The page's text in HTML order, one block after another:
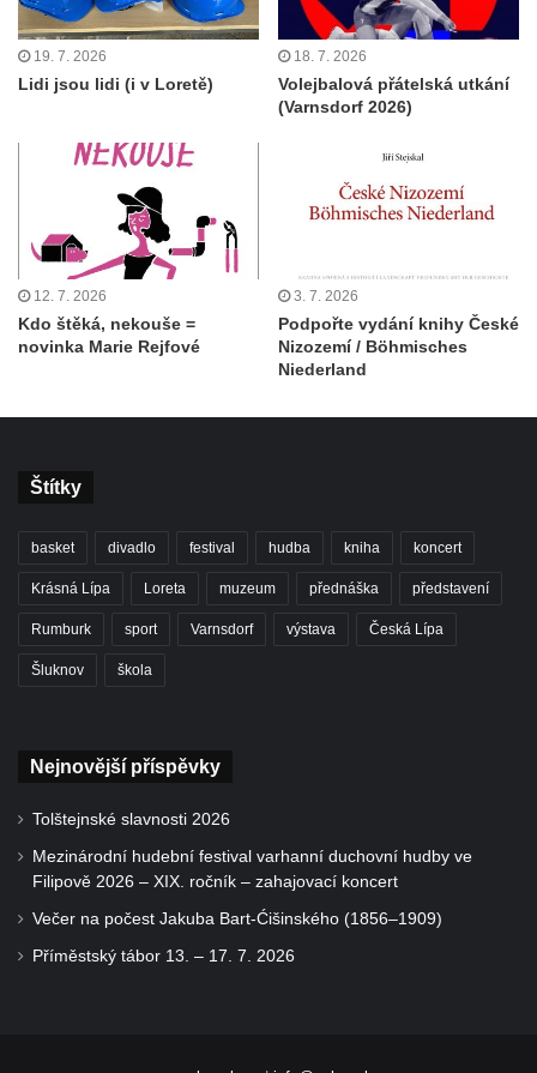
19. 7. 2026
Lidi jsou lidi (i v Loretě)
18. 7. 2026
Volejbalová přátelská utkání
(Varnsdorf 2026)
12. 7. 2026
Kdo štěká, nekouše =
novinka Marie Rejfové
3. 7. 2026
Podpořte vydání knihy České
Nizozemí / Böhmisches
Niederland
Štítky
basket divadlo festival hudba kniha koncert
Krásná Lípa Loreta muzeum přednáška představení
Rumburk sport Varnsdorf výstava Česká Lípa
Šluknov škola
Nejnovější příspěvky
Tolštejnské slavnosti 2026
Mezinárodní hudební festival varhanní duchovní hudby ve
Filipově 2026 – XIX. ročník – zahajovací koncert
Večer na počest Jakuba Bart-Ćišinského (1856–1909)
Příměstský tábor 13. – 17. 7. 2026